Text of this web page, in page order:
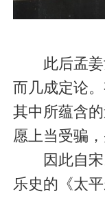
此后孟姜
而几成定论
其中所蕴含
愿上当受骗
因此自宋
乐史的《太